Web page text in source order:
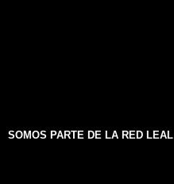
SOMOS PARTE DE LA RED LEAL